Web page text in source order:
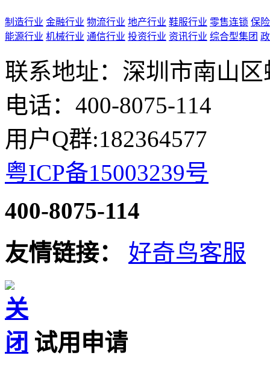
制造行业 金融行业 物流行业 地产行业 鞋服行业 零售连锁 保
能源行业 机械行业 通信行业 投资行业 资讯行业 综合型集团
联系地址：深圳市南山
电话：400-8075-114
用户Q群:182364577
粤ICP备15003239号
400-8075-114
友情链接： 好奇鸟客服
试用申请